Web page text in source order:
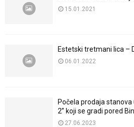
15.01.2021
Estetski tretmani lica –
06.01.2022
Počela prodaja stanova
2” koji se gradi pored
27.06.2023